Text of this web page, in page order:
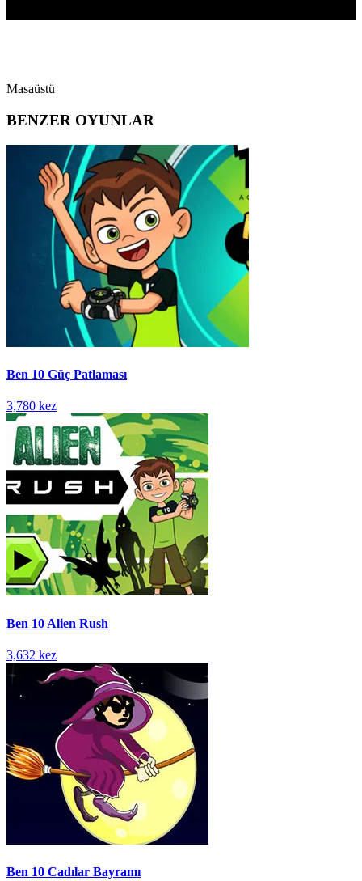
Masaüstü
BENZER OYUNLAR
Ben 10 Güç Patlaması
3,780 kez
Ben 10 Alien Rush
3,632 kez
Ben 10 Cadılar Bayramı